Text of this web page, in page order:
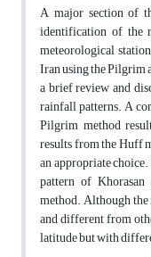
A major section of
identification of the
meteorological
Iran using the Pilgrim
a brief review and
rainfall patterns. A
Pilgrim method
results from the Huff
an appropriate
pattern of
method. Although
and different from
latitude but with